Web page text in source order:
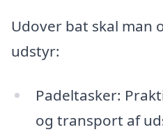
Udover bat skal man
udstyr:
Padeltasker:
og transport af